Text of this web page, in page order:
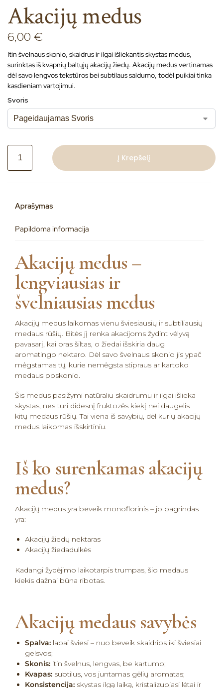
Akacijų medus
6,00 €
Itin švelnaus skonio, skaidrus ir ilgai išliekantis skystas medus,
surinktas iš kvapnių baltųjų akacijų žiedų. Akacijų medus vertinamas
dėl savo lengvos tekstūros bei subtilaus saldumo, todėl puikiai tinka
kasdieniam vartojimui.
Svoris
Į Krepšelį
Aprašymas
Papildoma informacija
Akacijų medus –
lengviausias ir
švelniausias medus
Akacijų medus laikomas vienu šviesiausių ir subtiliausių
medaus rūšių. Bitės jį renka akacijoms žydint vėlyvą
pavasarį, kai oras šiltas, o žiedai išskiria daug
aromatingo nektaro. Dėl savo švelnaus skonio jis ypač
mėgstamas tų, kurie nemėgsta stipraus ar kartoko
medaus poskonio.
Šis medus pasižymi natūraliu skaidrumu ir ilgai išlieka
skystas, nes turi didesnį fruktozės kiekį nei daugelis
kitų medaus rūšių. Tai viena iš savybių, dėl kurių akacijų
medus laikomas išskirtiniu.
Iš ko surenkamas akacijų
medus?
Akacijų medus yra beveik monoflorinis – jo pagrindas
yra:
Akacijų žiedų nektaras
Akacijų žiedadulkės
Kadangi žydėjimo laikotarpis trumpas, šio medaus
kiekis dažnai būna ribotas.
Akacijų medaus savybės
Spalva: labai šviesi – nuo beveik skaidrios iki šviesiai
gelsvos;
Skonis: itin švelnus, lengvas, be kartumo;
Kvapas: subtilus, vos juntamas gėlių aromatas;
Konsistencija: skystas ilgą laiką, kristalizuojasi lėtai ir